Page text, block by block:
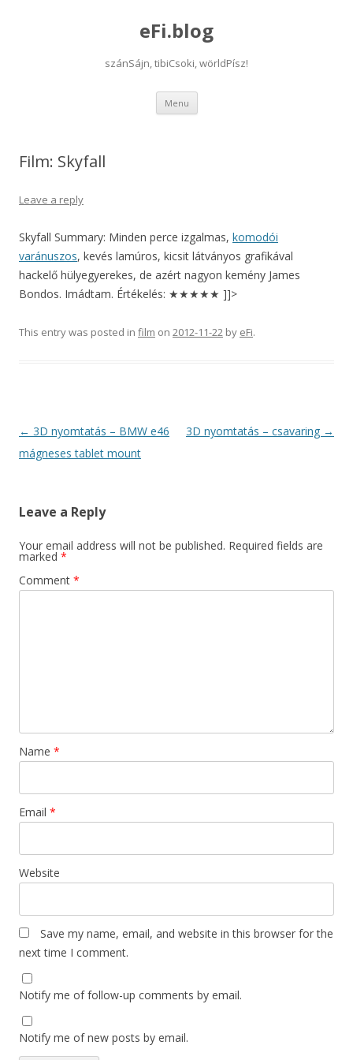
eFi.blog
szánSájn, tibiCsoki, wörldPísz!
Menu Skip
content
Film: Skyfall
Leave a reply
Skyfall Summary: Minden perce izgalmas, komodói
varánuszos, kevés lamúros, kicsit látványos grafikával
hackelő hülyegyerekes, de azért nagyon kemény James
Bondos. Imádtam. Értékelés: ★★★★★ ]]>
This entry was posted in film on 2012-11-22 by eFi.
Post
navigation
← 3D nyomtatás – BMW e46
mágneses tablet mount
3D nyomtatás – csavaring →
Leave a Reply
Your email address will not be published. Required fields are
marked *
Comment *
Name *
Email *
Website
Save my name, email, and website in this browser for the
next time I comment.
Notify me of follow-up comments by email.
Notify me of new posts by email.